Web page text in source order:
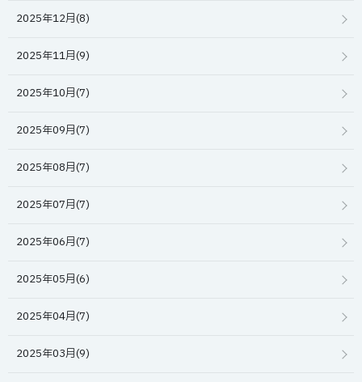
2025年12月(8)
2025年11月(9)
2025年10月(7)
2025年09月(7)
2025年08月(7)
2025年07月(7)
2025年06月(7)
2025年05月(6)
2025年04月(7)
2025年03月(9)